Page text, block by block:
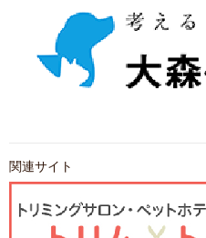
関連サイト